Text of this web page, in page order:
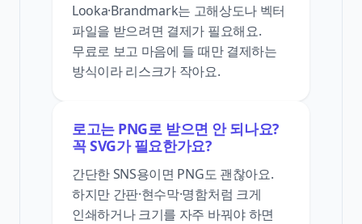
Looka·Brandmark는 고해상도나 벡터
파일을 받으려면 결제가 필요해요.
무료로 보고 마음에 들 때만 결제하는
방식이라 리스크가 작아요.
로고는 PNG로 받으면 안 되나요?
꼭 SVG가 필요한가요?
간단한 SNS용이면 PNG도 괜찮아요.
하지만 간판·현수막·명함처럼 크게
인쇄하거나 크기를 자주 바꿔야 하면